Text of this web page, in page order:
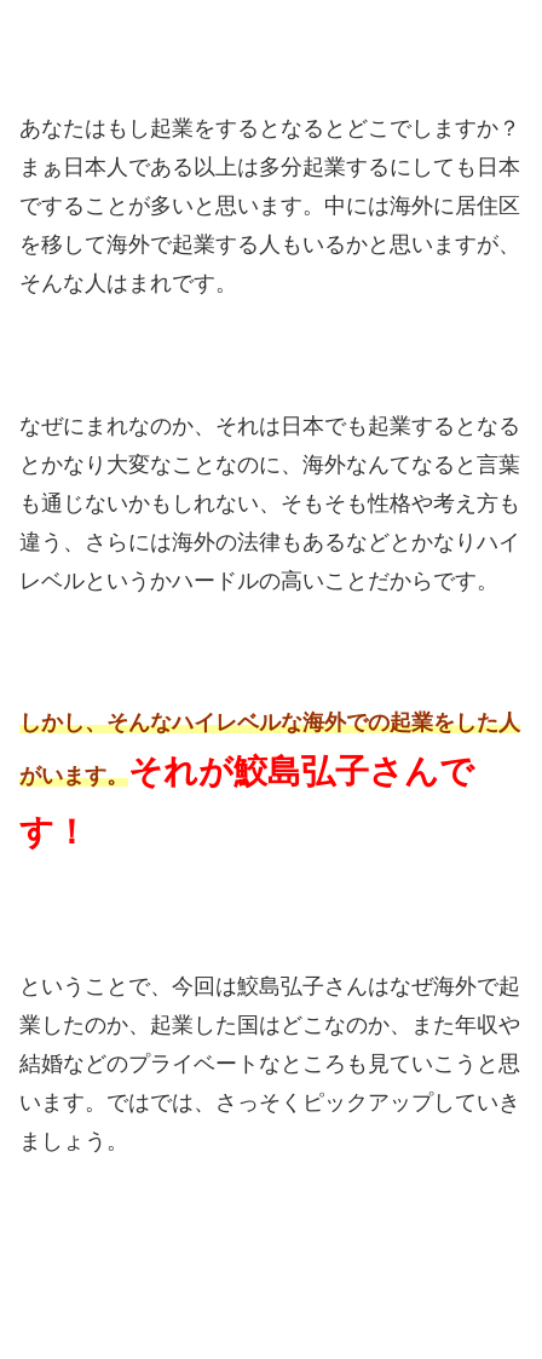
あなたはもし起業をするとなるとどこでしますか？
まぁ日本人である以上は多分起業するにしても日本
ですることが多いと思います。 中には海外に居住区
を移して海外で起業する人もいるかと思いますが、
そんな人はまれです。
なぜにまれなのか、それは日本でも起業するとなる
とかなり大変なことなのに、海外なんてなると言葉
も通じないかもしれない、そもそも性格や考え方も
違う、さらには海外の法律もあるなどとかなりハイ
レベルというかハードルの高いことだからです。
しかし、そんなハイレベルな海外での起業をした人
がいます。それが鮫島弘子さんで
す！
ということで、今回は鮫島弘子さんはなぜ海外で起
業したのか、起業した国はどこなのか、また年収や
結婚などのプライベートなところも見ていこうと思
います。 ではでは、さっそくピックアップしていき
ましょう。